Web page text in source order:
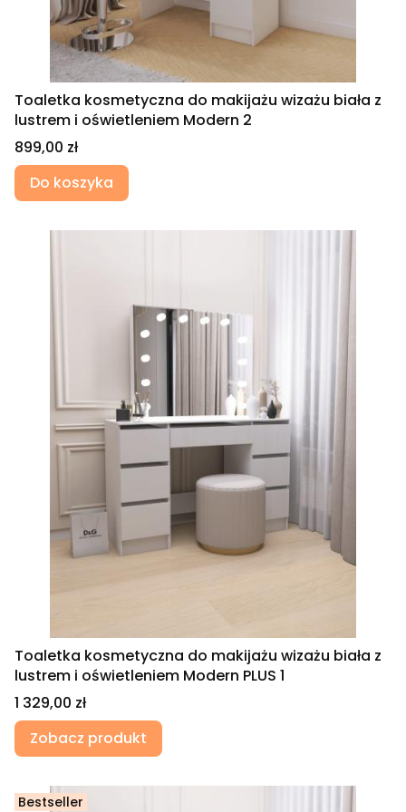
Toaletka kosmetyczna do makijażu wizażu biała z
lustrem i oświetleniem Modern 2
Cena
899,00 zł
Do koszyka
Toaletka kosmetyczna do makijażu wizażu biała z
lustrem i oświetleniem Modern PLUS 1
Cena
1 329,00 zł
Zobacz produkt
Bestseller